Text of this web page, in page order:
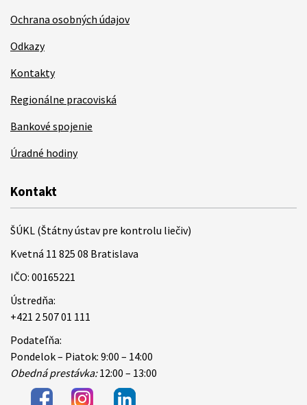
Ochrana osobných údajov
Odkazy
Kontakty
Regionálne pracoviská
Bankové spojenie
Úradné hodiny
Kontakt
ŠÚKL (Štátny ústav pre kontrolu liečiv)
Kvetná 11 825 08 Bratislava
IČO: 00165221
Ústredňa:
+421 2 507 01 111
Podateľňa:
Pondelok – Piatok: 9:00 – 14:00
Obedná prestávka:12:00 – 13:00